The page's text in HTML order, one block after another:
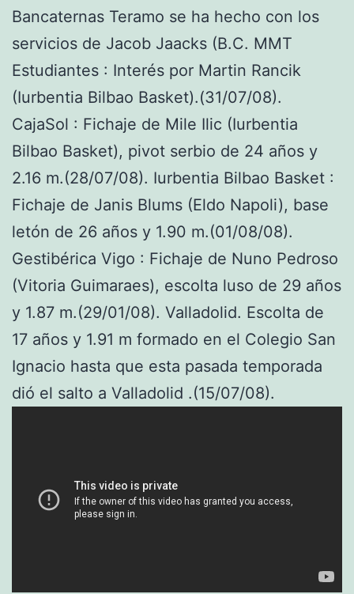
Bancaternas Teramo se ha hecho con los
servicios de Jacob Jaacks (B.C. MMT
Estudiantes : Interés por Martin Rancik
(Iurbentia Bilbao Basket).(31/07/08).
CajaSol : Fichaje de Mile Ilic (Iurbentia
Bilbao Basket), pivot serbio de 24 años y
2.16 m.(28/07/08). Iurbentia Bilbao Basket :
Fichaje de Janis Blums (Eldo Napoli), base
letón de 26 años y 1.90 m.(01/08/08).
Gestibérica Vigo : Fichaje de Nuno Pedroso
(Vitoria Guimaraes), escolta luso de 29 años
y 1.87 m.(29/01/08). Valladolid. Escolta de
17 años y 1.91 m formado en el Colegio San
Ignacio hasta que esta pasada temporada
dió el salto a Valladolid .(15/07/08).